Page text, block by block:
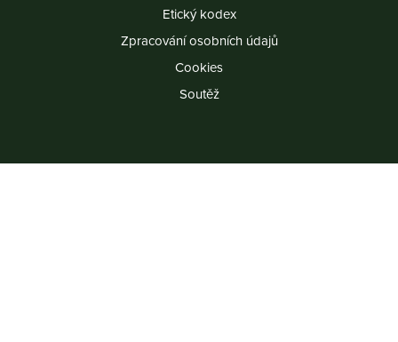
Etický kodex
Zpracování osobních údajů
Cookies
Soutěž